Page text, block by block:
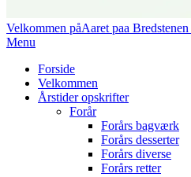
Velkommen påAaret paa Bredstenen
Primary
Menu
Menu
Forside
Velkommen
Årstider opskrifter
Forår
Forårs bagværk
Forårs desserter
Forårs diverse
Forårs retter